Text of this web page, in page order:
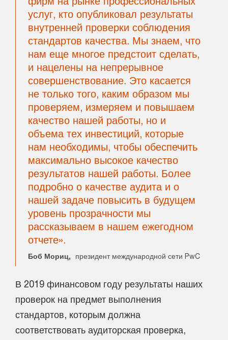
услуг, кто опубликовал результаты
внутренней проверки соблюдения
стандартов качества. Мы знаем, что
нам еще многое предстоит сделать,
и нацелены на непрерывное
совершенствование. Это касается
не только того, каким образом мы
проверяем, измеряем и повышаем
качество нашей работы, но и
объема тех инвестиций, которые
нам необходимы, чтобы обеспечить
максимально высокое качество
результатов нашей работы. Более
подробно о качестве аудита и о
нашей задаче повысить в будущем
уровень прозрачности мы
рассказываем в нашем ежегодном
отчете».
Боб Мориц, президент международной сети PwC
В 2019 финансовом году результаты наших
проверок на предмет выполнения
стандартов, которым должна
соответствовать аудиторская проверка,